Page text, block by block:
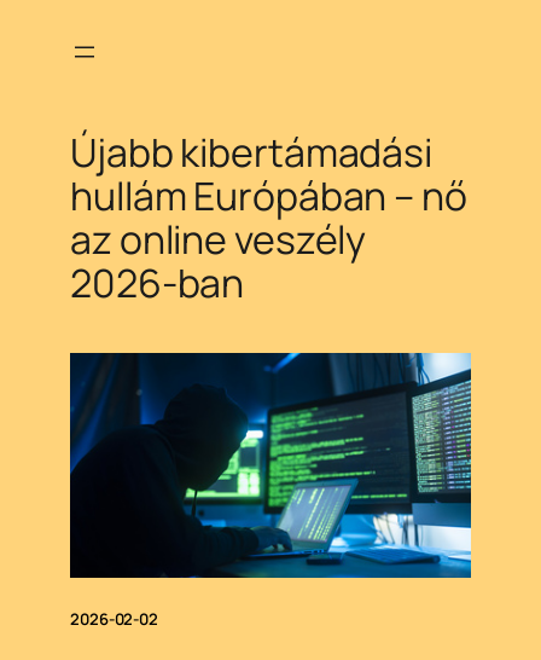
Újabb kibertámadási
hullám Európában – nő
az online veszély
2026-ban
2026-02-02